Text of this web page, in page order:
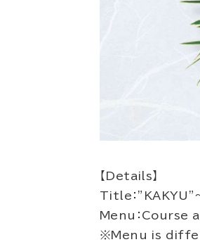
【Details】
Title：
Menu：
※Menu is